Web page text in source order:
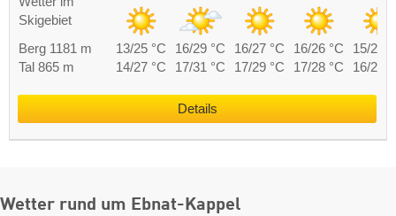
Skigebiet
Berg 1181 m 13/25 °C 16/29 °C 16/27 °C 16/26 °C
15/25
Tal 865 m
14/27 °C 17/31 °C 17/29 °C 17/28 °C 16/27
Details
Wetter rund um Ebnat-Kappel